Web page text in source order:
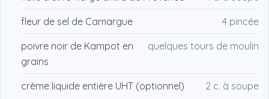
fleur de sel de Camargue 4 pincée
poivre noir de Kampot en
grains
quelques tours de moulin
crème liquide entière UHT (optionnel) 2 c. à soupe